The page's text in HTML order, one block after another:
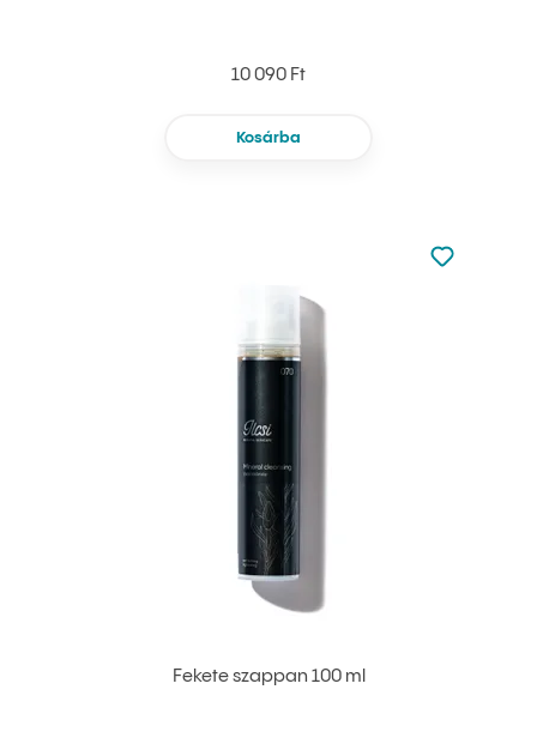
10 090 Ft
Kosárba
Fekete szappan 100 ml
Nincsen
Hozzáadás